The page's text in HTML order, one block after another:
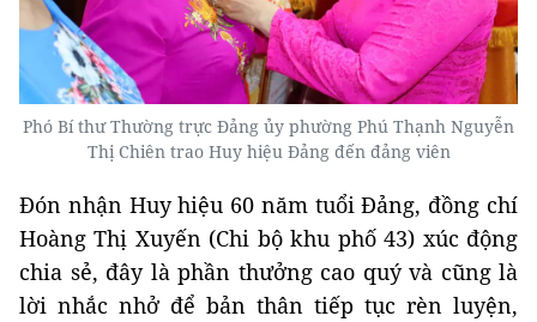
Phó Bí thư Thường trực Đảng ủy phường Phú Thạnh Nguyễn
Thị Chiên trao Huy hiệu Đảng đến đảng viên
Đón nhận Huy hiệu 60 năm tuổi Đảng, đồng chí
Hoàng Thị Xuyến (Chi bộ khu phố 43) xúc động
chia sẻ, đây là phần thưởng cao quý và cũng là
lời nhắc nhở để bản thân tiếp tục rèn luyện,